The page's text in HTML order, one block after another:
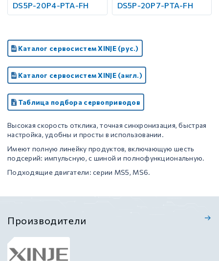
DS5P-20P4-PTA-FH DS5P-20P7-PTA-FH
Каталог сервосистем XINJE (рус.)
Каталог сервосистем XINJE (англ.)
Таблица подбора сервоприводов
Высокая скорость отклика, точная синхронизация, быстрая
настройка, удобны и просты в использовании.
Имеют полную линейку продуктов, включающую шесть
подсерий: импульсную, с шиной и полнофункциональную.
Подходящие двигатели: серии MS5, MS6.
Производители